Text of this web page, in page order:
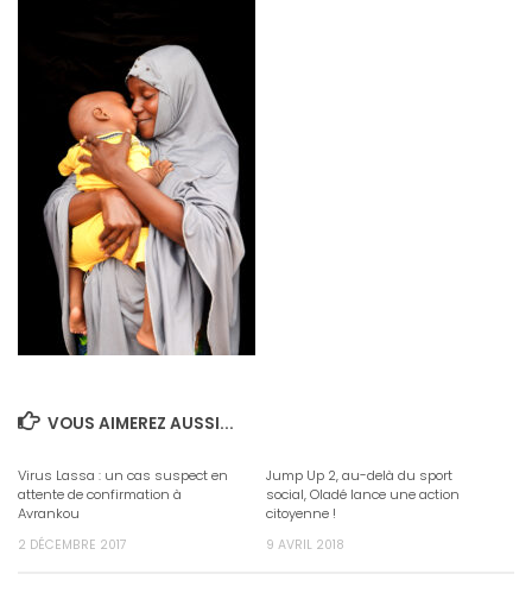
VOUS AIMEREZ AUSSI...
Virus Lassa : un cas suspect en
attente de confirmation à
Avrankou
2 DÉCEMBRE 2017
Jump Up 2, au-delà du sport
social, Oladé lance une action
citoyenne !
9 AVRIL 2018